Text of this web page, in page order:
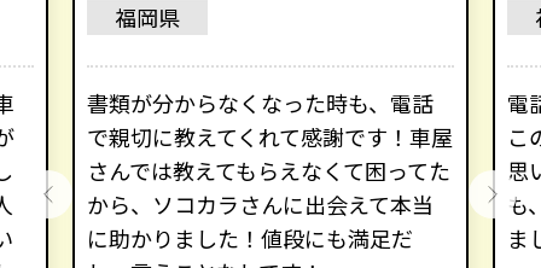
福岡県
書類が分からなくなった時も、電話
で親切に教えてくれて感謝です！車屋
さんでは教えてもらえなくて困ってた
から、ソコカラさんに出会えて本当
に助かりました！値段にも満足だ
電
こ
思
も
ま